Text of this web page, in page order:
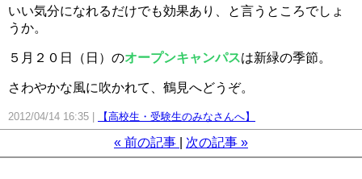
いい気分になれるだけでも効果あり、と言うところでしょ
うか。
５月２０日（日）のオープンキャンパスは新緑の季節。
さわやかな風に吹かれて、鶴見へどうぞ。
2012/04/14 16:35 【高校生・受験生のみなさんへ】
« 前の記事 次の記事 »